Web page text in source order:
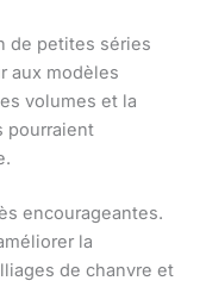
de petites séries
aux modèles
volumes et la
pourraient
encourageantes.
la
de chanvre et